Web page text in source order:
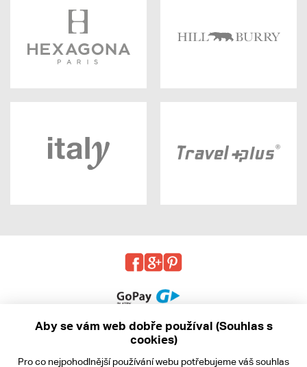
Aby se vám web dobře používal (Souhlas s
cookies)
Pro co nejpohodlnější používání webu potřebujeme vášsouhlas